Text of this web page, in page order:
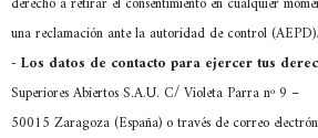
una reclamación ante la autoridad de control (AEPD).
- Los datos de contacto para ejercer tus
Superiores Abiertos S.A.U. C/ Violeta Parra nº 9 –
50015 Zaragoza (España) o través de correo